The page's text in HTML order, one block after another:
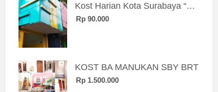
Kost Harian Kota Surabaya “Sierra Kost”
Rp 90.000
KOST BA MANUKAN SBY BRT
Rp 1.500.000